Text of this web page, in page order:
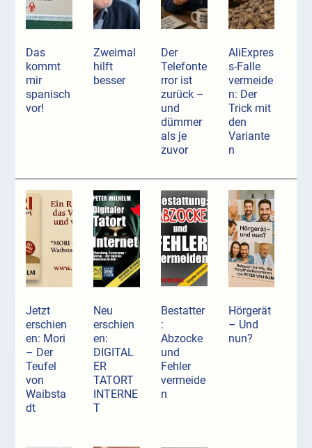
Das
kommt
mir
spanisch
vor!
Zweimal
hilft
besser
Der
Telefonte
rror ist
zurück –
und
dümmer
als je
zuvor
AliExpres
s-Falle
vermeide
n: Der
Trick mit
den
Variante
n
Jetzt
erschien
en: Mori
– Der
Teufel
von
Waibsta
dt
Neu
erschien
en:
DIGITAL
ER
TATORT
INTERNE
T
Bestatter
:
Abzocke
und
Fehler
vermeide
n
Hörgerät
– Und
nun?